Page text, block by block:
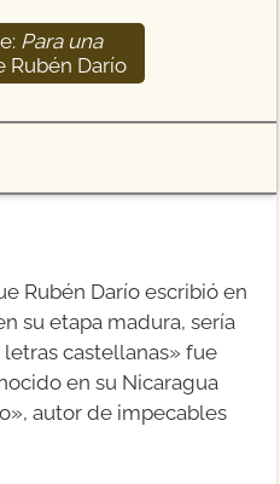
Para una
Rubén Darío
Rubén Darío escribió en
su etapa madura, sería
castellanas» fue
en su Nicaragua
autor de impecables